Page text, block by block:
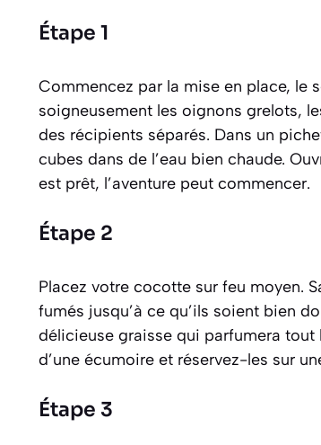
Étape 1
Commencez par la mise en place, le
soigneusement les oignons grelots,
des récipients séparés. Dans un
cubes dans de l’eau bien chaude.
est prêt, l’aventure peut commencer.
Étape 2
Placez votre cocotte sur feu moyen.
fumés jusqu’à ce qu’ils soient bien
délicieuse graisse qui parfumera
d’une écumoire et réservez-les sur
Étape 3